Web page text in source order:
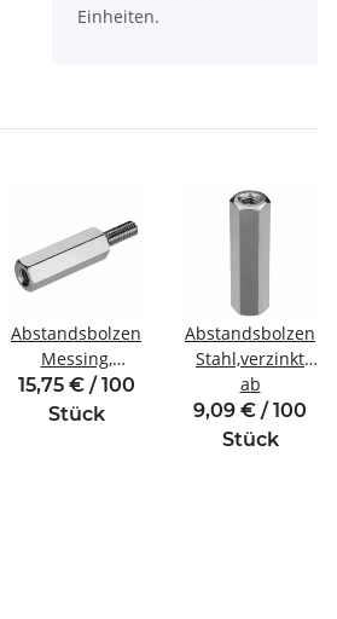
Einheiten.
Abstandsbolzen
Messing,
vernickelt
Innen/Außengewinde
15,75 € / 100
Stück
Abstandsbolzen
Stahl,verzinkt
Innen/
M4 SW7
ab
9,09 € / 100
Stück